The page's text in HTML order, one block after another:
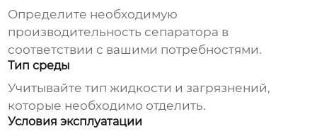
Определите необходимую
производительность сепаратора в
соответствии с вашими потребностями.
Тип среды
Учитывайте тип жидкости и загрязнений,
которые необходимо отделить.
Условия эксплуатации